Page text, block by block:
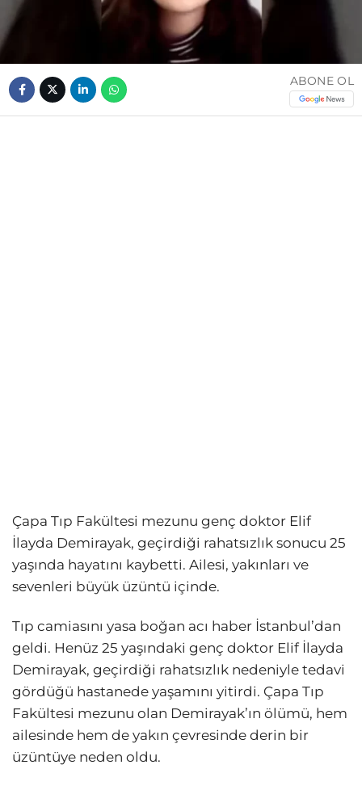
ABONE OL
Çapa Tıp Fakültesi mezunu genç doktor Elif
İlayda Demirayak, geçirdiği rahatsızlık sonucu 25
yaşında hayatını kaybetti. Ailesi, yakınları ve
sevenleri büyük üzüntü içinde.
Tıp camiasını yasa boğan acı haber İstanbul’dan
geldi. Henüz 25 yaşındaki genç doktor Elif İlayda
Demirayak, geçirdiği rahatsızlık nedeniyle tedavi
gördüğü hastanede yaşamını yitirdi. Çapa Tıp
Fakültesi mezunu olan Demirayak’ın ölümü, hem
ailesinde hem de yakın çevresinde derin bir
üzüntüye neden oldu.